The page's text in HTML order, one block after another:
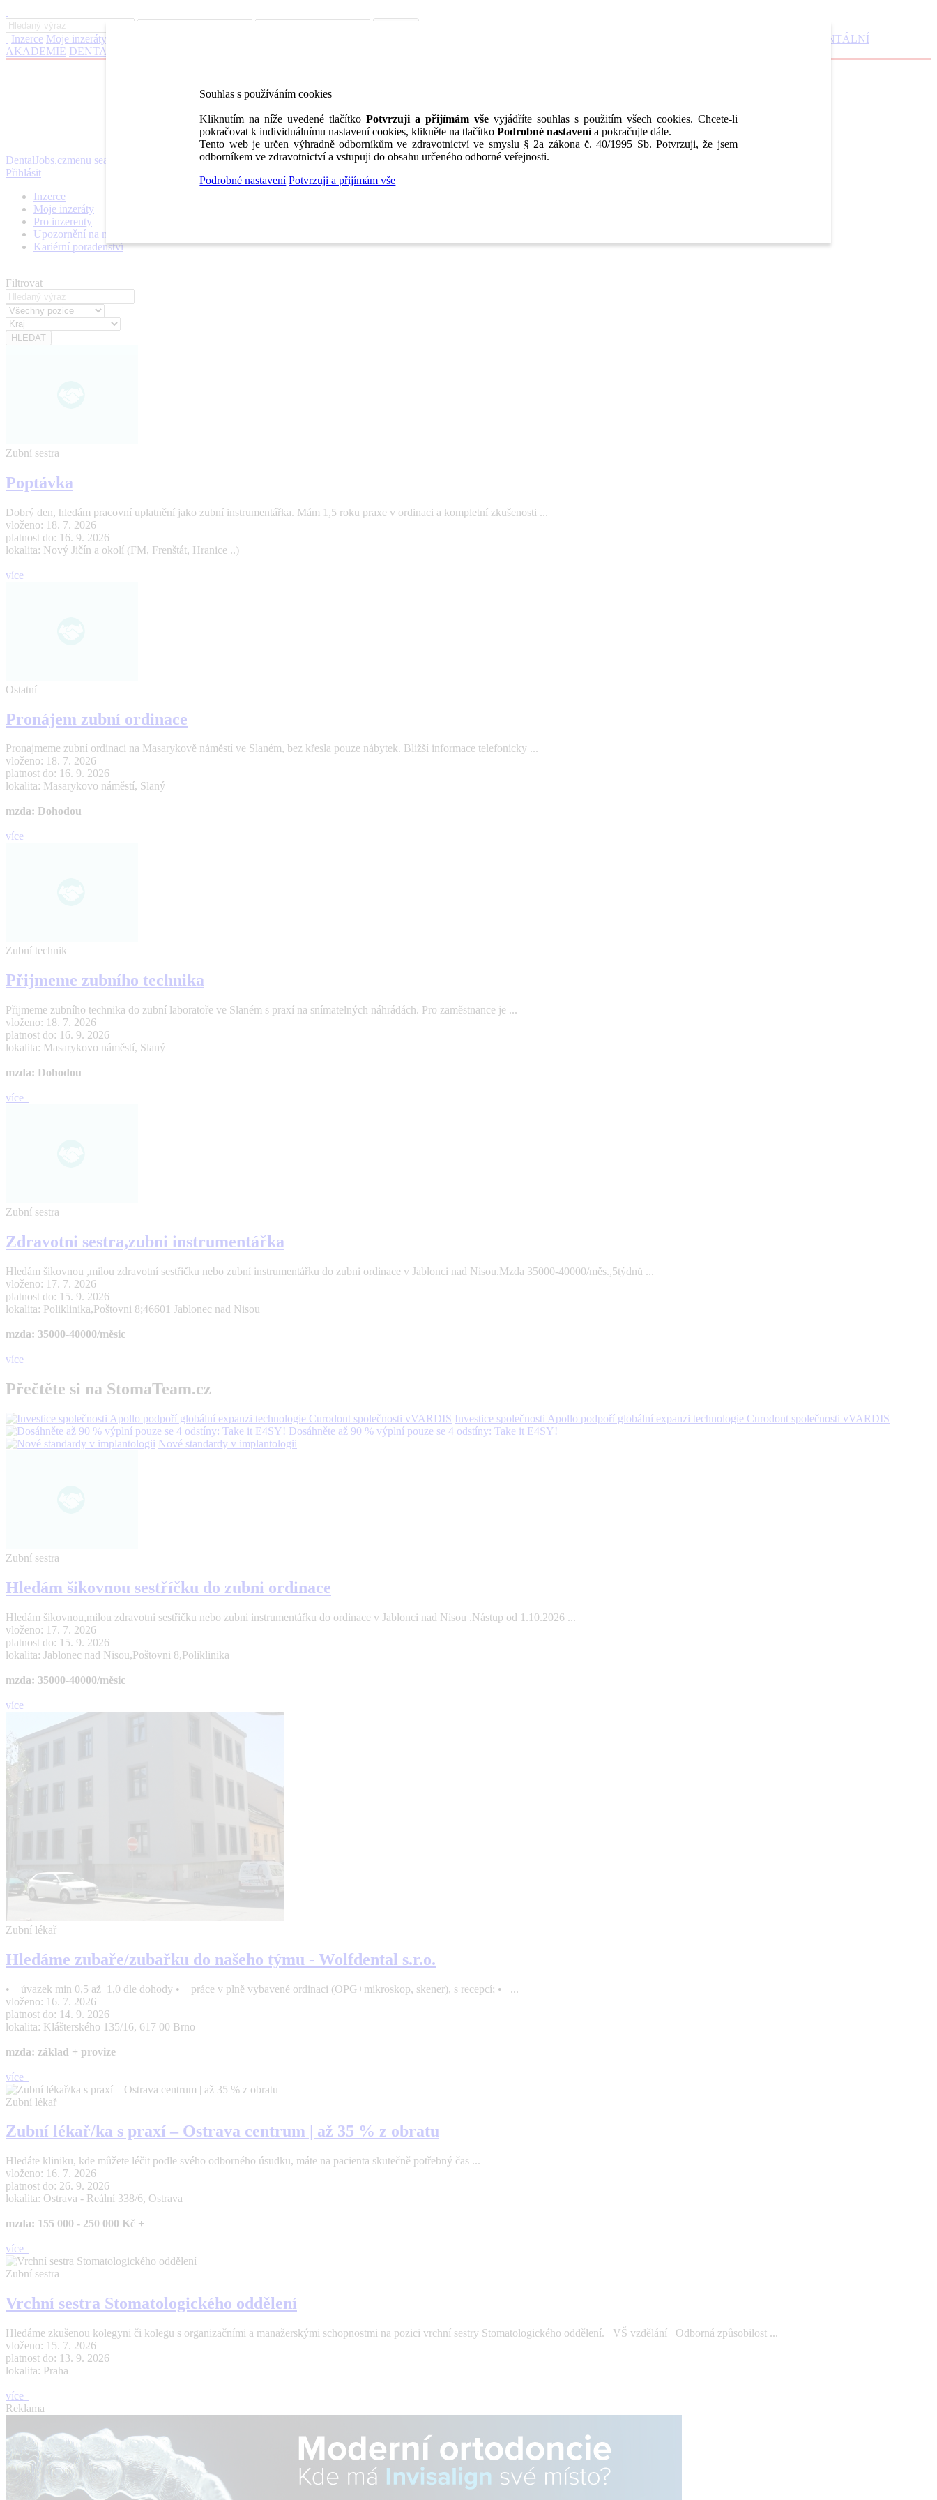
Inzerce Moje inzeráty
DENTÁLNÍ
AKADEMIE DENTAL BAZAR
DentalJobs.czmenu search
Přihlásit
Inzerce
Moje inzeráty
Pro inzerenty
Upozornění na nové pozice
Kariérní poradenství
Filtrovat
Zubní sestra
Poptávka
Dobrý den, hledám pracovní uplatnění jako zubní instrumentářka. Mám 1,5 roku praxe v ordinaci a kompletní zkušenosti ...
vloženo: 18. 7. 2026
platnost do: 16. 9. 2026
lokalita: Nový Jičín a okolí (FM, Frenštát, Hranice ..)
více
Ostatní
Pronájem zubní ordinace
Pronajmeme zubní ordinaci na Masarykově náměstí ve Slaném, bez křesla pouze nábytek. Bližší informace telefonicky ...
vloženo: 18. 7. 2026
platnost do: 16. 9. 2026
lokalita: Masarykovo náměstí, Slaný
mzda: Dohodou
více
Zubní technik
Přijmeme zubního technika
Přijmeme zubního technika do zubní laboratoře ve Slaném s praxí na snímatelných náhrádách. Pro zaměstnance je ...
vloženo: 18. 7. 2026
platnost do: 16. 9. 2026
lokalita: Masarykovo náměstí, Slaný
mzda: Dohodou
více
Zubní sestra
Zdravotni sestra,zubni instrumentářka
Hledám šikovnou ,milou zdravotní sestřičku nebo zubní instrumentářku do zubni ordinace v Jablonci nad Nisou.Mzda 35000-40000/měs.,5týdnů ...
vloženo: 17. 7. 2026
platnost do: 15. 9. 2026
lokalita: Poliklinika,Poštovni 8;46601 Jablonec nad Nisou
mzda: 35000-40000/měsic
více
Přečtěte si na StomaTeam.cz
Investice společnosti Apollo podpoří globální expanzi technologie Curodont společnosti vVARDIS
Dosáhněte až 90 % výplní pouze se 4 odstíny: Take it E4SY!
Nové standardy v implantologii
Zubní sestra
Hledám šikovnou sestříčku do zubni ordinace
Hledám šikovnou,milou zdravotni sestřičku nebo zubni instrumentářku do ordinace v Jablonci nad Nisou .Nástup od 1.10.2026 ...
vloženo: 17. 7. 2026
platnost do: 15. 9. 2026
lokalita: Jablonec nad Nisou,Poštovni 8,Poliklinika
mzda: 35000-40000/měsic
více
Zubní lékař
Hledáme zubaře/zubařku do našeho týmu - Wolfdental s.r.o.
• úvazek min 0,5 až 1,0 dle dohody • práce v plně vybavené ordinaci (OPG+mikroskop, skener), s recepcí; • ...
vloženo: 16. 7. 2026
platnost do: 14. 9. 2026
lokalita: Klášterského 135/16, 617 00 Brno
mzda: základ + provize
více
Zubní lékař
Zubní lékař/ka s praxí – Ostrava centrum | až 35 % z obratu
Hledáte kliniku, kde můžete léčit podle svého odborného úsudku, máte na pacienta skutečně potřebný čas ...
vloženo: 16. 7. 2026
platnost do: 26. 9. 2026
lokalita: Ostrava - Reální 338/6, Ostrava
mzda: 155 000 - 250 000 Kč +
více
Zubní sestra
Vrchní sestra Stomatologického oddělení
Hledáme zkušenou kolegyni či kolegu s organizačními a manažerskými schopnostmi na pozici vrchní sestry Stomatologického oddělení. VŠ vzdělání Odborná způsobilost ...
vloženo: 15. 7. 2026
platnost do: 13. 9. 2026
lokalita: Praha
více
Reklama
Souhlas s používáním cookies
Kliknutím na níže uvedené tlačítkoPotvrzuji a přijímám vše vyjádříte souhlas s použitím všech cookies. Chcete-li
pokračovat k individuálnímu nastavení cookies, klikněte na tlačítko Podrobné nastavenía pokračujte dále.
Tento web je určen výhradně odborníkům ve zdravotnictví ve smyslu § 2a zákona č. 40/1995 Sb. Potvrzuji, že jsem
odborníkem ve zdravotnictví a vstupuji do obsahu určeného odborné veřejnosti.
Podrobné nastavení Potvrzuji a přijímám vše